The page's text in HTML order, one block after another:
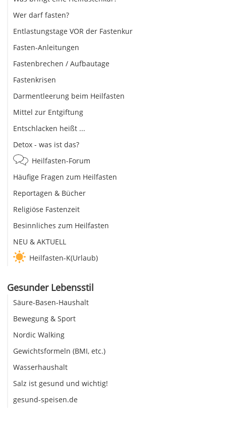
Wer darf fasten?
Entlastungstage VOR der Fastenkur
Fasten-Anleitungen
Fastenbrechen / Aufbautage
Fastenkrisen
Darmentleerung beim Heilfasten
Mittel zur Entgiftung
Entschlacken heißt ...
Detox - was ist das?
Heilfasten-Forum
Häufige Fragen zum Heilfasten
Reportagen & Bücher
Religiöse Fastenzeit
Besinnliches zum Heilfasten
NEU & AKTUELL
Heilfasten-K(Urlaub)
Gesunder Lebensstil
Säure-Basen-Haushalt
Bewegung & Sport
Nordic Walking
Gewichtsformeln (BMI, etc.)
Wasserhaushalt
Salz ist gesund und wichtig!
gesund-speisen.de